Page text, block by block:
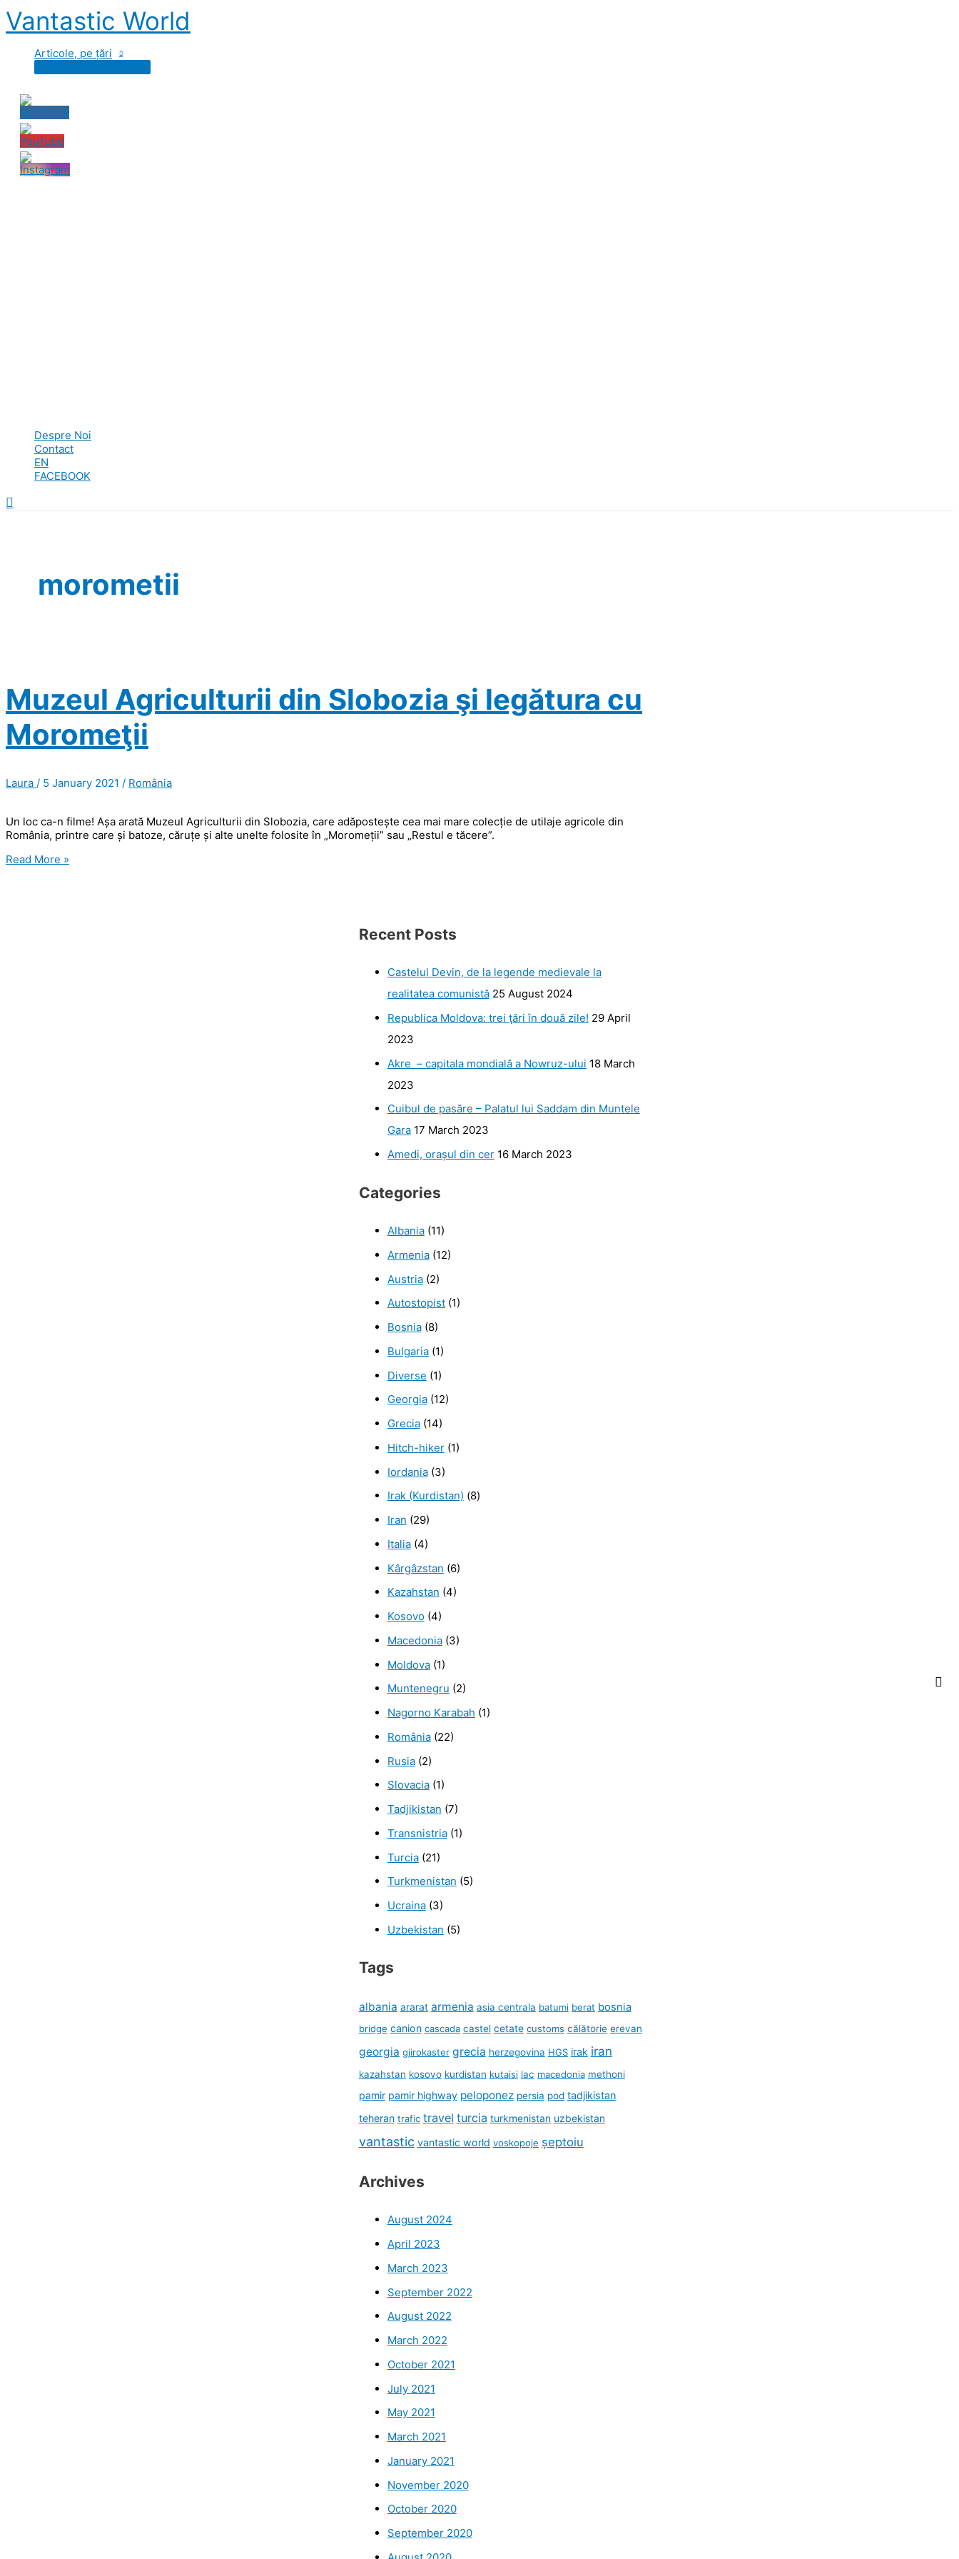
Skip
to
Vantastic World
Articole, pe țări
Despre Noi
Contact
EN
FACEBOOK
Search
morometii
Muzeul Agriculturii din Slobozia şi legătura cu
Moromeţii
Laura / 5 January 2021 / România
Un loc ca-n filme! Așa arată Muzeul Agriculturii din Slobozia, care adăpostește cea mai mare colecție de utilaje agricole din
România, printre care și batoze, căruțe și alte unelte folosite în „Moromeții” sau „Restul e tăcere”.
Muzeul
Read More »
Recent Posts
Castelul Devin, de la legende medievale la
realitatea comunistă 25 August 2024
Republica Moldova: trei ţări în două zile! 29 April
2023
Akre – capitala mondială a Nowruz-ului 18 March
2023
Cuibul de pasăre – Palatul lui Saddam din Muntele
Gara 17 March 2023
Amedi, orașul din cer 16 March 2023
Categories
Albania(11)
Armenia(12)
Austria(2)
Autostopist(1)
Bosnia(8)
Bulgaria(1)
Diverse (1)
Georgia(12)
Grecia(14)
Hitch-hiker(1)
Iordania(3)
Irak (Kurdistan) (8)
Iran (29)
Italia(4)
Kârgâzstan (6)
Kazahstan (4)
Kosovo(4)
Macedonia(3)
Moldova(1)
Muntenegru (2)
Nagorno Karabah (1)
România(22)
Rusia(2)
Slovacia(1)
Tadjikistan (7)
Transnistria(1)
Turcia(21)
Turkmenistan (5)
Ucraina(3)
Uzbekistan (5)
Tags
albania ararat armenia asia centrala batumi berat bosnia
bridge canion cascada castel cetate customs călătorie erevan
georgia gjirokaster grecia herzegovina HGS irak iran
kazahstan kosovo kurdistan kutaisi lac macedonia methoni
pamir pamir highway peloponez persia pod tadjikistan
teheran trafic travel turcia turkmenistan uzbekistan
vantastic vantastic world voskopoje șeptoiu
Archives
August 2024
April 2023
March 2023
September 2022
August 2022
March 2022
October 2021
July 2021
May 2021
March 2021
January 2021
November 2020
October 2020
September 2020